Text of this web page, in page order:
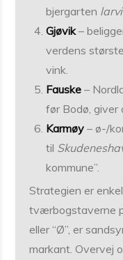
bjergarten
Gjøvik–
verdens
vink.
Fauske –
før Bodø, giver
Karmøy – ø-/
til
kommune”.
Strategien er
tværbogstaverne
eller “Ø”, er
markant. Overvej